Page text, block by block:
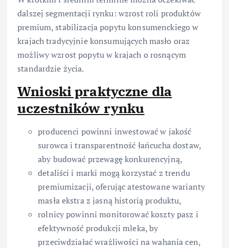
dalszej segmentacji rynku: wzrost roli produktów
premium, stabilizacja popytu konsumenckiego w
krajach tradycyjnie konsumujących masło oraz
możliwy wzrost popytu w krajach o rosnącym
standardzie życia.
Wnioski praktyczne dla
uczestników rynku
producenci powinni inwestować w jakość
surowca i transparentność łańcucha dostaw,
aby budować przewagę konkurencyjną,
detaliści i marki mogą korzystać z trendu
premiumizacji, oferując atestowane warianty
masła ekstra z jasną historią produktu,
rolnicy powinni monitorować koszty pasz i
efektywność produkcji mleka, by
przeciwdziałać wrażliwości na wahania cen,